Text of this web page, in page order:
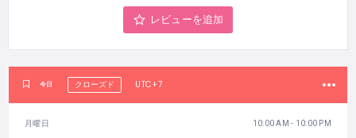
レビューを追加
今日 クローズド UTC+7
月曜日 10:00 AM - 10:00 PM